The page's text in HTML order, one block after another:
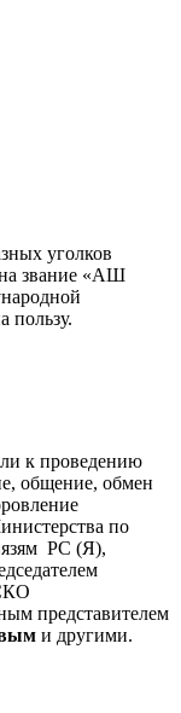
уголков
звание «АШ
пользу.
к проведению
общение, обмен
по
РС (Я),
представителем
и другими.